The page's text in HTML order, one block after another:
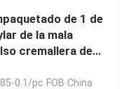
de 1 de
de la mala
cremallera de
cáñamos del CR
0.1/pc FOB China